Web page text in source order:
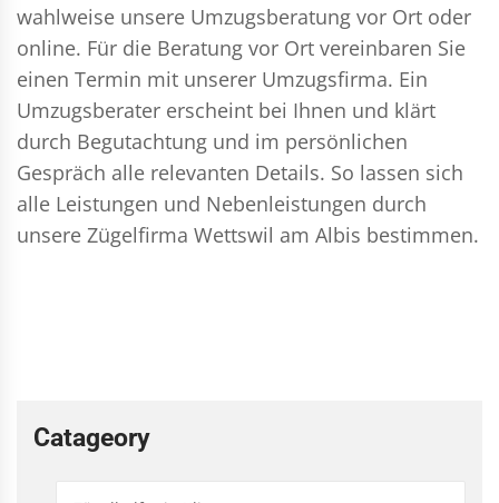
wahlweise unsere Umzugsberatung vor Ort oder
online. Für die Beratung vor Ort vereinbaren Sie
einen Termin mit unserer Umzugsfirma. Ein
Umzugsberater erscheint bei Ihnen und klärt
durch Begutachtung und im persönlichen
Gespräch alle relevanten Details. So lassen sich
alle Leistungen und Nebenleistungen durch
unsere Zügelfirma Wettswil am Albis bestimmen.
Catageory